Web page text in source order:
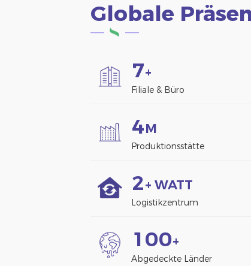
Globale
7+
Filiale & Büro
4M
Produktionsstätte
2+ WATT
Logistikzentrum
1 00+
Abgedeckte Länder